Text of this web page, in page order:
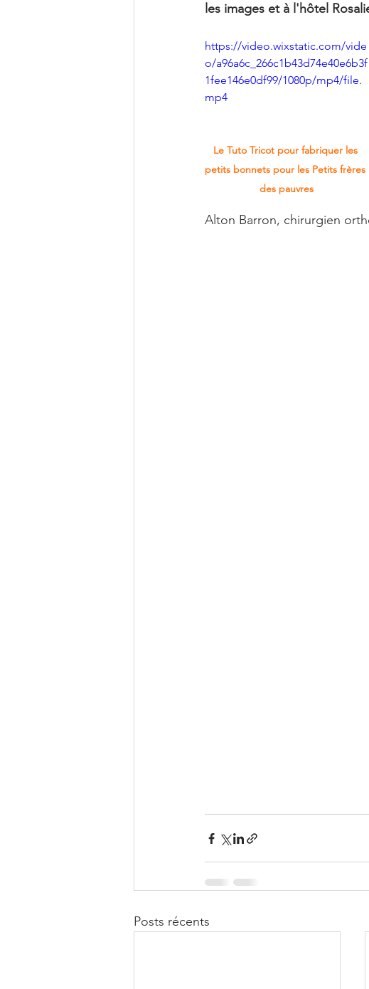
C'est quoiles images et à l'hôtel
https://video.wixstatic.com/vide
o/a96a6c_266c1b43d74e40e6b3f
1fee146e0df99/1080p/mp4/file.
mp4
Le Tuto Tricot pour fabriquer les
petits bonnets pour les Petits frères
des pauvres
Alton Barron, chirurgien
Posts récents